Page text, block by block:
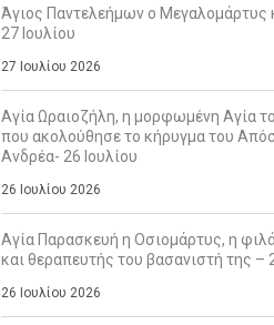
Άγιος Παντελεήμων ο Μεγαλομάρτυς
27 Ιουλίου
27 Ιουλίου 2026
Αγία Ωραιοζήλη, η μορφωμένη Αγία
που ακολούθησε το κήρυγμα του
Ανδρέα- 26 Ιουλίου
26 Ιουλίου 2026
Αγία Παρασκευή η Οσιομάρτυς, η
και θεραπευτής του βασανιστή της –
26 Ιουλίου 2026